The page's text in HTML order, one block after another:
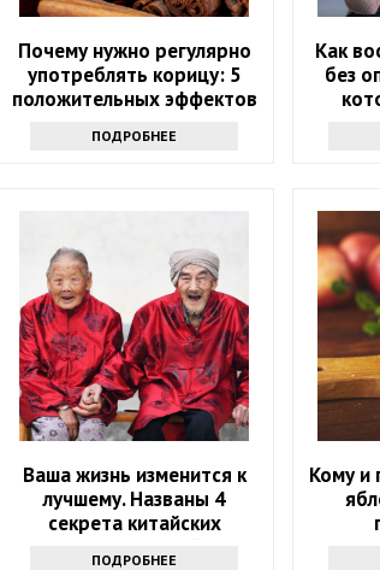
Почему нужно регулярно
употреблять корицу: 5
положительных эффектов
ПОДРОБНЕЕ
Как
без
Ваша жизнь изменится к
лучшему. Названы 4
секрета китайских
долгожителей
ПОДРОБНЕЕ
Кому и